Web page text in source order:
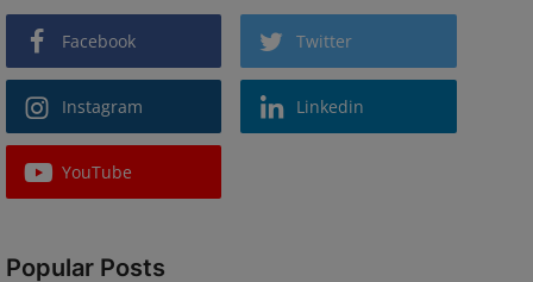
Facebook Twitter
Instagram Linkedin
YouTube
Popular Posts